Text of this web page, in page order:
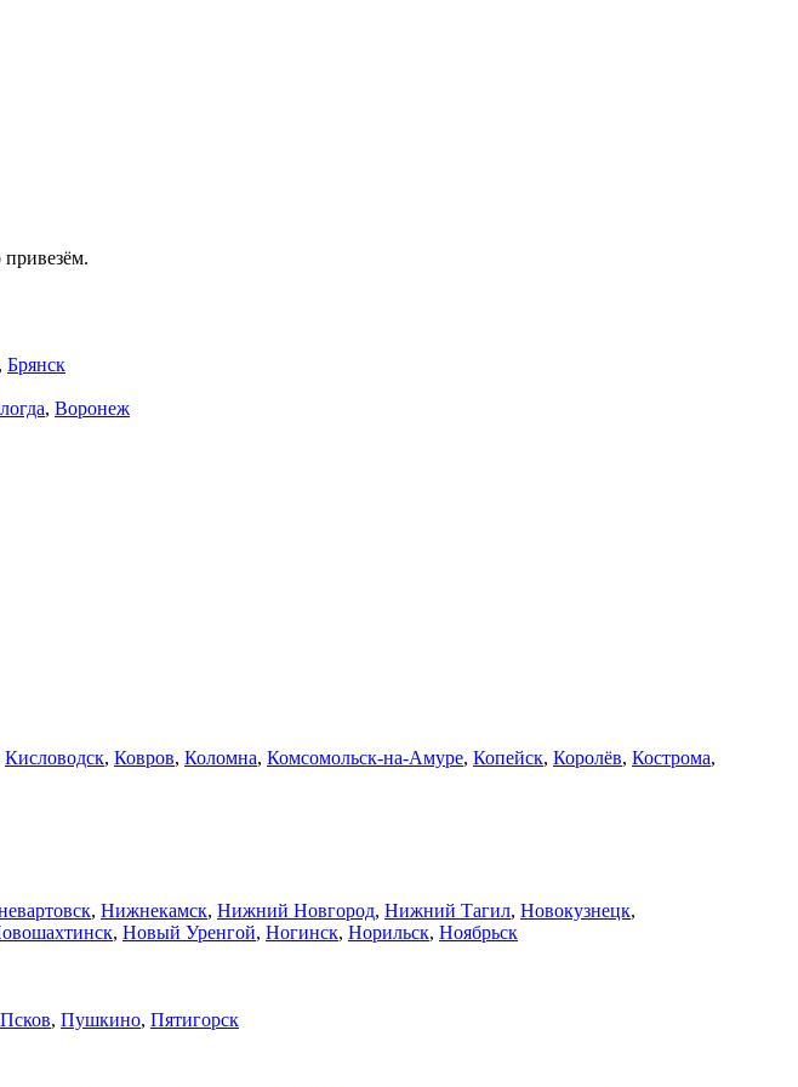
, Брянск
, Воронеж
Кисловодск, Ковров, Коломна, Комсомольск-на-Амуре, Копейск, Королёв, Кострома,
, Нижнекамск, Нижний Новгород, Нижний Тагил, Новокузнецк,
, Новый Уренгой, Ногинск, Норильск, Ноябрьск
Псков, Пушкино, Пятигорск